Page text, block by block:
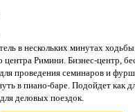
в нескольких минутах
центра Римини. Бизнес-центр,
проведения семинаров и
в пиано-баре. Подойдет как
деловых поездок.